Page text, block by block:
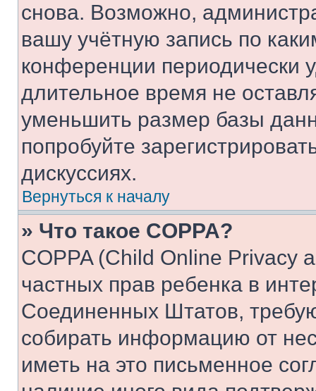
снова. Возможно,
вашу учётную запись по
конференции периодически
длительное время не
уменьшить размер базы
попробуйте
дискуссиях.
Вернуться к началу
» Что такое COPPA?
COPPA (Child Online Privacy
частных прав ребенка в
Соединенных Штатов,
собирать информацию от
иметь на это письменное